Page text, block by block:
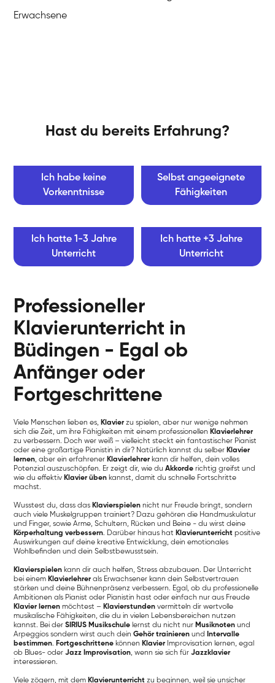
Erwachsene
Hast du bereits Erfahrung?
Ich habe keine
Vorkenntnisse
Selbst angeeignete
Fähigkeiten
Ich hatte 1-3 Jahre
Unterricht
Ich hatte +3 Jahre
Unterricht
Professioneller
Klavierunterricht in
Büdingen - Egal ob
Anfänger oder
Fortgeschrittene
Viele Menschen lieben es, Klavier zu spielen, aber nur wenige nehmen
sich die Zeit, um ihre Fähigkeiten mit einem professionellen Klavierlehrer
zu verbessern. Doch wer weiß – vielleicht steckt ein fantastischer Pianist
oder eine großartige Pianistin in dir? Natürlich kannst du selber Klavier
lernen, aber ein erfahrener Klavierlehrer kann dir helfen, dein volles
Potenzial auszuschöpfen. Er zeigt dir, wie duAkkorde richtig greifst und
wie du effektiv Klavier üben kannst, damit du schnelle Fortschritte
machst.
Wusstest du, dass das Klavierspielen nicht nur Freude bringt, sondern
auch viele Muskelgruppen trainiert? Dazu gehören die Handmuskulatur
und Finger, sowie Arme, Schultern, Rücken und Beine - du wirst deine
Körperhaltung verbessern. Darüber hinaus hat Klavierunterricht positive
Auswirkungen auf deine kreative Entwicklung, dein emotionales
Wohlbefinden und dein Selbstbewusstsein.
Klavierspielen kann dir auch helfen, Stress abzubauen. Der Unterricht
bei einem Klavierlehrer als Erwachsener kann dein Selbstvertrauen
stärken und deine Bühnenpräsenz verbessern. Egal, ob du professionelle
Ambitionen als Pianist oder Pianistin hast oder einfach nur aus Freude
Klavier lernen möchtest – Klavierstunden vermitteln dir wertvolle
musikalische Fähigkeiten, die du in vielen Lebensbereichen nutzen
kannst. Bei derSIRIUS Musikschule lernst du nicht nur Musiknoten und
Arpeggios sondern wirst auch deinGehör trainieren und
Intervalle
bestimmen. Fortgeschrittene können Klavier Improvisation lernen, egal
ob Blues- oderJazz Improvisation, wenn sie sich fürJazzklavier
interessieren.
Viele zögern, mit dem Klavierunterricht zu beginnen, weil sie unsicher